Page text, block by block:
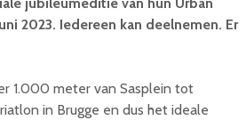
2023. Iedereen kan deelnemen. Er
1.000 meter van Sasplein tot
in Brugge en dus het ideale